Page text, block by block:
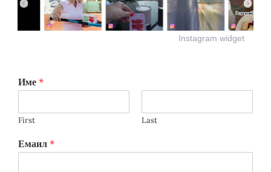
Instagram widget
Име *
First Last
Емаил *